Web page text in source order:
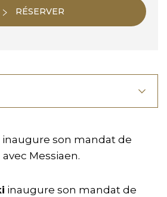
RÉSERVER
son mandat de
Messiaen.
inaugure son mandat de